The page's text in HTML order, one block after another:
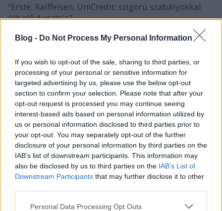
Blog - Do Not Process My Personal Information
If you wish to opt-out of the sale, sharing to third parties, or
processing of your personal or sensitive information for
targeted advertising by us, please use the below opt-out
section to confirm your selection. Please note that after your
opt-out request is processed you may continue seeing
interest-based ads based on personal information utilized by
us or personal information disclosed to third parties prior to
your opt-out. You may separately opt-out of the further
disclosure of your personal information by third parties on the
IAB’s list of downstream participants. This information may
also be disclosed by us to third parties on the IAB’s List of
Downstream Participants that may further disclose it to other
Please note that this website/app uses one or more Google
Personal Data Processing Opt Outs
"Erste, Raiffeisen, UniCredit: szigorú szabályokkal
állt elő Ausztria"
Ez a három bank sír, mint a fürdősk****, de csak a
vérét. Nyugat-Európában épp csak jelen vannak.
kerdesek05
14 éve
@Jozicsenko, aki inkább lenne pék...:
s ez nagyon-nagyon megéri majd a külföldieknek, ha
Ftban lesz a kötvénykibocsájtás
(1 mrd euroért ugye most kapnának 300 mrd Ft-ot:
egy év mulva 8%-os kamattal ez majd 324 mrd Ft
lesz, 260-nal visszaosztva 1,24 mrd euro lesz: egy
évre! bödületesen jó hozam... csak azt kell majd
hiresztelni, hogy itt kérem minden jó...)